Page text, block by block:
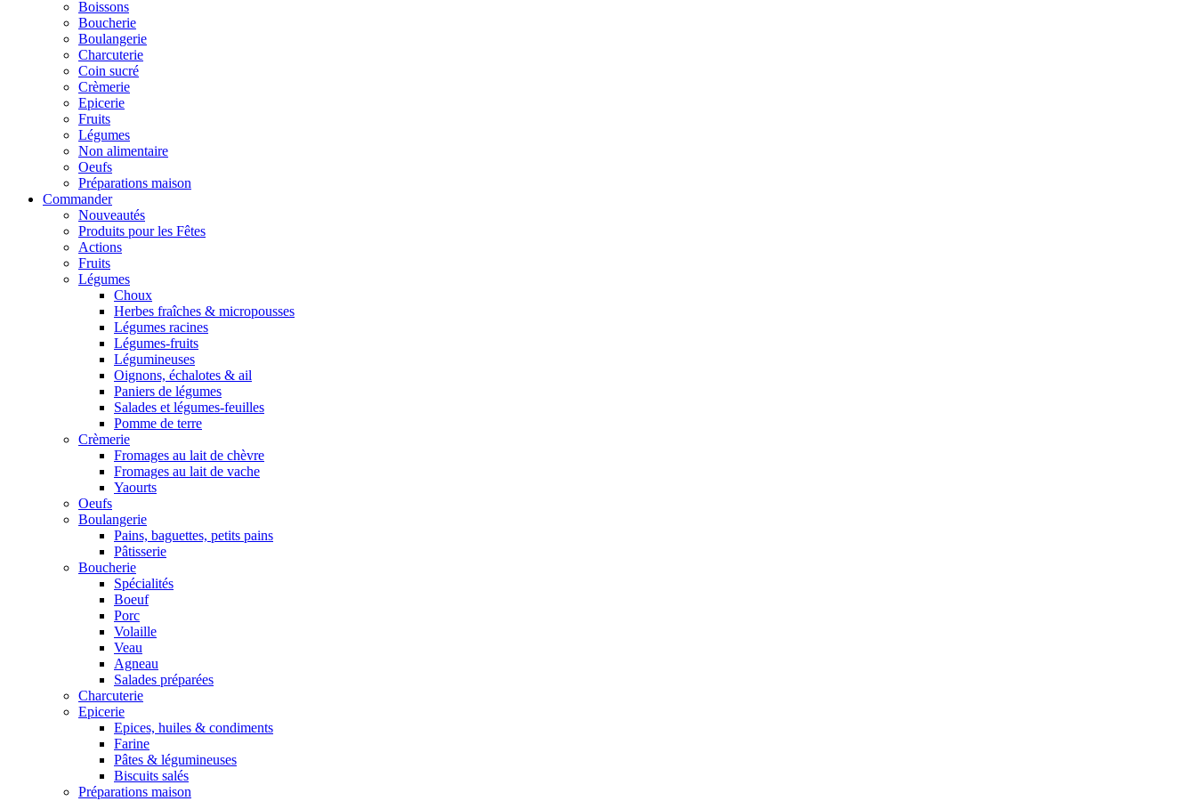
Boissons
Boucherie
Boulangerie
Charcuterie
Coin sucré
Crèmerie
Epicerie
Fruits
Légumes
Non alimentaire
Oeufs
Préparations maison
Commander
Nouveautés
Produits pour les Fêtes
Actions
Fruits
Légumes
Choux
Herbes fraîches & micropousses
Légumes racines
Légumes-fruits
Légumineuses
Oignons, échalotes & ail
Paniers de légumes
Salades et légumes-feuilles
Pomme de terre
Crèmerie
Fromages au lait de chèvre
Fromages au lait de vache
Yaourts
Oeufs
Boulangerie
Pains, baguettes, petits pains
Pâtisserie
Boucherie
Spécialités
Boeuf
Porc
Volaille
Veau
Agneau
Salades préparées
Charcuterie
Epicerie
Epices, huiles & condiments
Farine
Pâtes & légumineuses
Biscuits salés
Préparations maison